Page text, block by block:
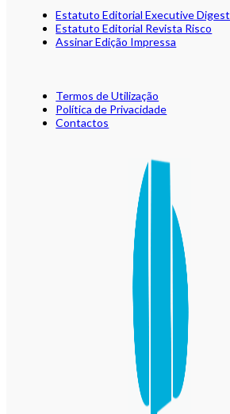
Estatuto Editorial Executive Digest
Estatuto Editorial Revista Risco
Assinar Edição Impressa
Termos de Utilização
Política de Privacidade
Contactos